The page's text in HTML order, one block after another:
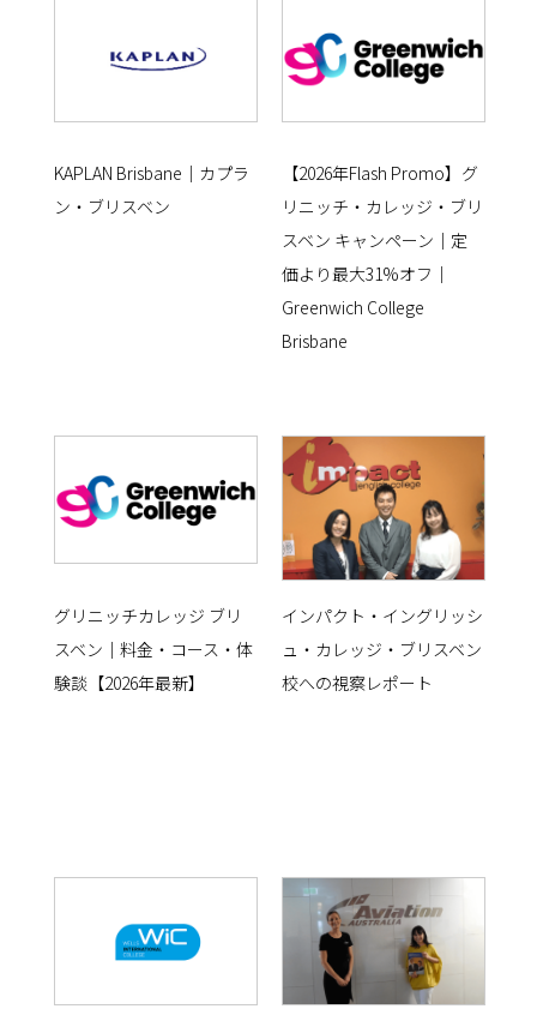
KAPLAN Brisbane｜カプラ
ン・ブリスベン
【2026年Flash Promo】グ
リニッチ・カレッジ・ブリ
スベン キャンペーン｜定
価より最大31%オフ｜
Greenwich College
Brisbane
グリニッチカレッジ ブリ
スベン｜料金・コース・体
験談【2026年最新】
インパクト・イングリッシ
ュ・カレッジ・ブリスベン
校への視察レポート